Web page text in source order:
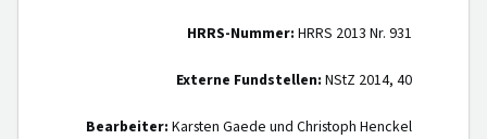
HRRS-Nummer: HRRS 2013 Nr. 931
Externe Fundstellen: NStZ 2014, 40
Bearbeiter: Karsten Gaede und Christoph Henckel